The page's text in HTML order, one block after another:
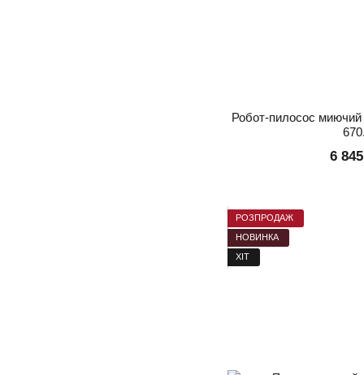
Робот-пилосос
6
РОЗПРОДАЖ
НОВИНКА
ХІТ